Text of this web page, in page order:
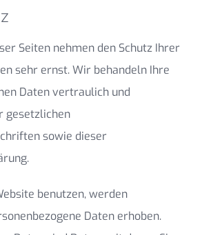
Seiten nehmen den Schutz Ihrer
sehr ernst. Wir behandeln Ihre
Daten vertraulich und
gesetzlichen
sowie dieser
benutzen, werden
Daten erhoben.